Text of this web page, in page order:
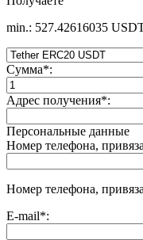
min.: 527.42616035
Сумма*:
Адрес получения*:
Персональные данные
Номер телефона,
Номер телефона,
E-mail*: